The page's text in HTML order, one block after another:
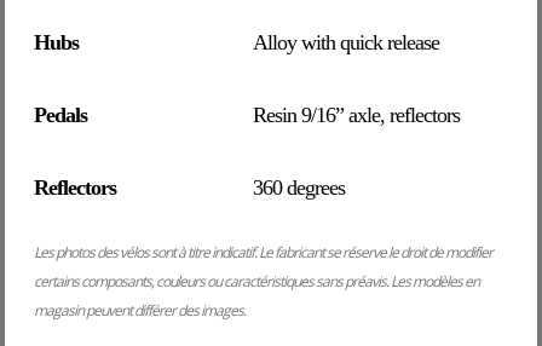
Hubs Alloy with quick release
Pedals Resin 9/16” axle, reflectors
Reflectors 360 degrees
Les photos des vélos sont à titre indicatif. Le fabricant se réserve le droit de modifier
certains composants, couleurs ou caractéristiques sans préavis. Les modèles en
magasin peuvent différer des images.